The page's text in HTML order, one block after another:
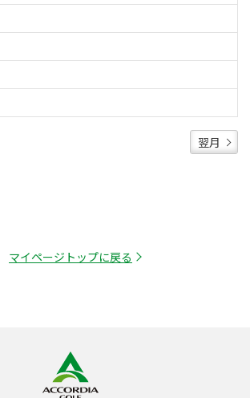
翌月
マイページトップに戻る